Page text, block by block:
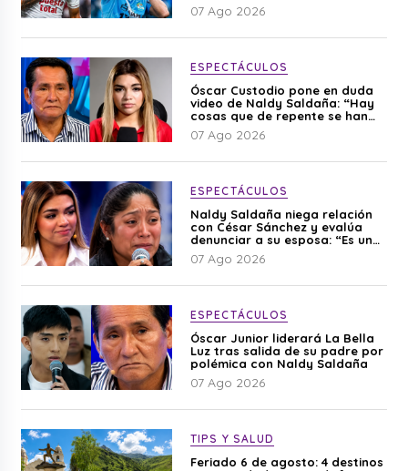
07 Ago 2026
ESPECTÁCULOS
Óscar Custodio pone en duda
video de Naldy Saldaña: “Hay
cosas que de repente se han
editado”
07 Ago 2026
ESPECTÁCULOS
Naldy Saldaña niega relación
con César Sánchez y evalúa
denunciar a su esposa: “Es una
difamación”
07 Ago 2026
ESPECTÁCULOS
Óscar Junior liderará La Bella
Luz tras salida de su padre por
polémica con Naldy Saldaña
07 Ago 2026
TIPS Y SALUD
Feriado 6 de agosto: 4 destinos